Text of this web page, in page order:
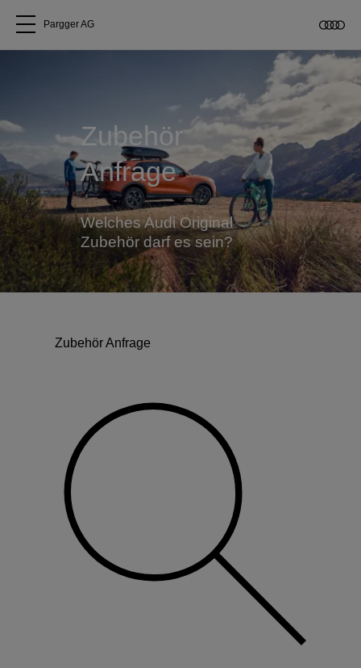
Über uns
Audi kaufen
Service & Reparatur
Audi Original Zubehör
Pargger AG
Zubehör
Anfrage
Welches Audi Original
Zubehör darf es sein?
Zubehör Anfrage